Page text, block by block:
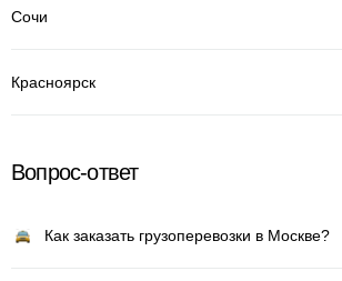
Сочи
Красноярск
Вопрос-ответ
Как заказать грузоперевозки в Москве?